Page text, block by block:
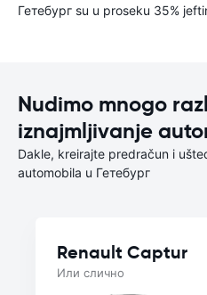
Гетебург su u proseku 35%
Nudimo mnogo
iznajmljivanje
Dakle, kreirajte predračun i
automobila u Гетебург
Renault Captur
Или слично